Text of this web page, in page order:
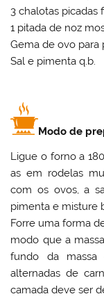
3 chalotas picadas
1 pitada de noz
Gema de ovo para
Sal e pimenta q.b.
Modo de
Ligue o forno a
as em rodelas
com os ovos, a
pimenta e misture
Forre uma forma
modo que a
fundo da
alternadas de
camada deve ser